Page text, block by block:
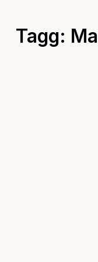
Tagg: